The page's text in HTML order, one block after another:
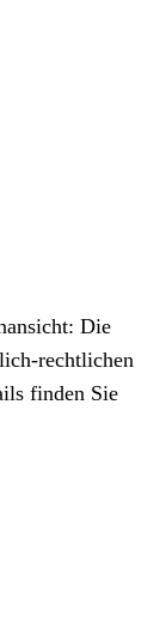
Die
rechtlichen
finden Sie